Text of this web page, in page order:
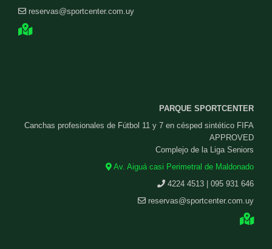
reservas@sportcenter.com.uy
PARQUE SPORTCENTER
Canchas profesionales de Fútbol 11 y 7 en césped sintético FIFA
APPROVED
Complejo de la Liga Seniors
Av. Aiguá casi Perimetral de Maldonado
4224 4513 | 095 931 646
reservas@sportcenter.com.uy